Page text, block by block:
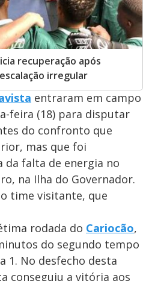
recuperação após
irregular
entraram em campo
feira (18) para disputar
do confronto que
mas que foi
da falta de energia no
na Ilha do Governador.
time visitante, que
rodada do Cariocão,
do segundo tempo
1. No desfecho desta
conseguiu a vitória aos